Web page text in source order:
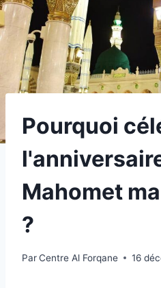
Pourquoi
Mahomet
?
ParCentre Al Forqane 16